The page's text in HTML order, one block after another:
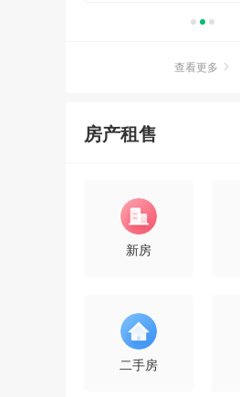
查看更多
房产租售
新房
二手房